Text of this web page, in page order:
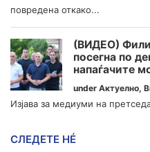
повредена откако...
(ВИДЕО)
посегна по
напаѓачите
under Актуелно,
Изјава за медиуми на
СЛЕДЕТЕ НÉ